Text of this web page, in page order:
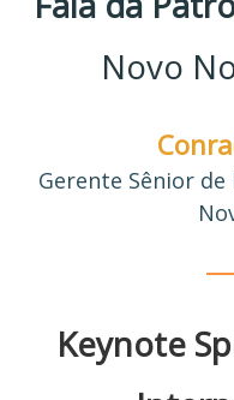
Novo
Gerente Sênior
Keynote